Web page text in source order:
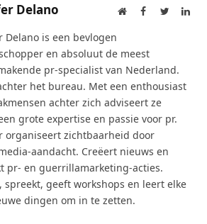
Delano WebsiteFacebook
Twitter
Delano is een bevlogen
en absoluut de meest
pr-specialist van Nederland.
het bureau. Met een enthousiast
achter zich adviseert ze
grote expertise en passie voor pr.
organiseert zichtbaarheid door
aandacht. Creëert nieuws en
pr- en guerrillamarketing-acties.
spreekt, geeft workshops en leert elke
dingen om in te zetten.